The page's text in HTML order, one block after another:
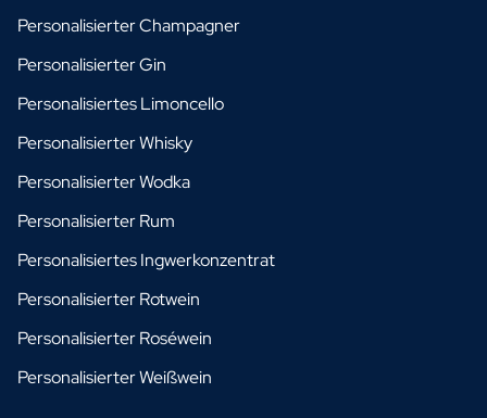
Personalisierter Champagner
Personalisierter Gin
Personalisiertes Limoncello
Personalisierter Whisky
Personalisierter Wodka
Personalisierter Rum
Personalisiertes Ingwerkonzentrat
Personalisierter Rotwein
Personalisierter Roséwein
Personalisierter Weißwein